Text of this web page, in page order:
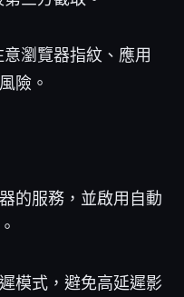
瀏覽器指紋、應用
險。
的服務，並啟用自動
模式，避免高延遲影